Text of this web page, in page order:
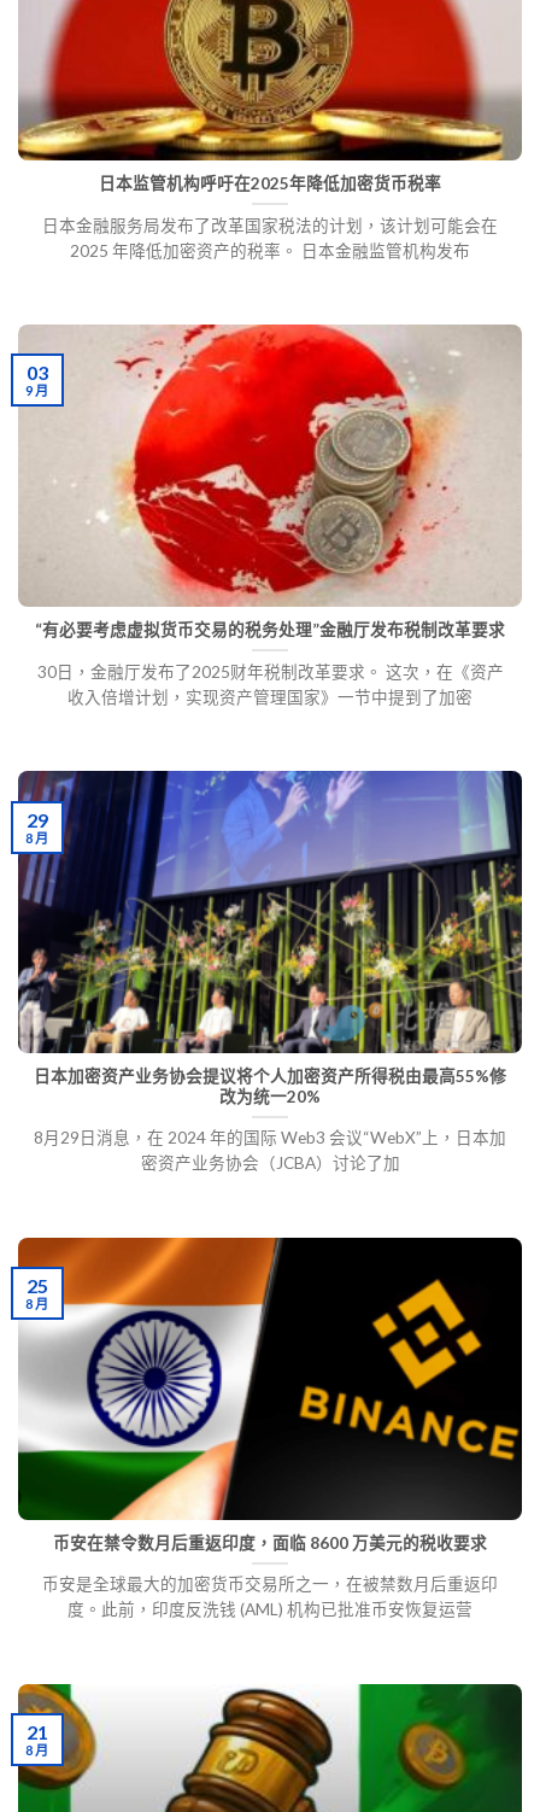
日本监管机构呼吁在2025年降低加密货币税率
日本金融服务局发布了改革国家税法的计划，该计划可能会在
2025 年降低加密资产的税率。 日本金融监管机构发布
“有必要考虑虚拟货币交易的税务处理”金融厅发布税制改革要求
30日，金融厅发布了2025财年税制改革要求。 这次，在《资产
收入倍增计划，实现资产管理国家》一节中提到了加密
03
9 月
日本加密资产业务协会提议将个人加密资产所得税由最高55%修
改为统一20%
8月29日消息，在 2024 年的国际 Web3 会议“WebX”上，日本加
密资产业务协会（JCBA）讨论了加
29
8 月
币安在禁令数月后重返印度，面临 8600 万美元的税收要求
币安是全球最大的加密货币交易所之一，在被禁数月后重返印
度。此前，印度反洗钱 (AML) 机构已批准币安恢复运营
25
8 月
21
8 月